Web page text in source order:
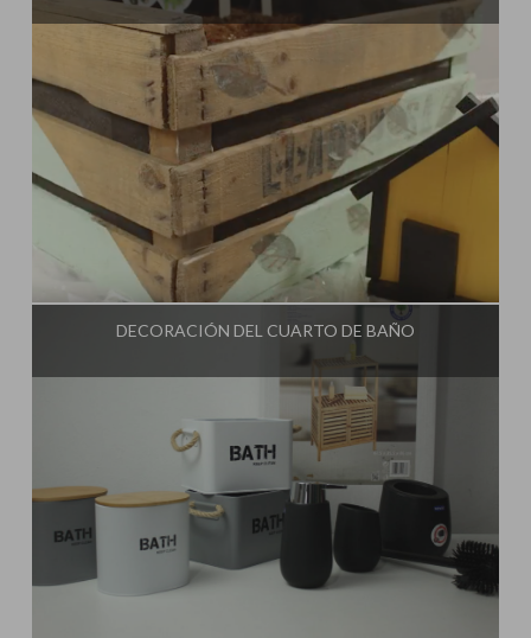
Influencer: Una Casa Diferente
DECORACIÓN DEL CUARTO DE BAÑO